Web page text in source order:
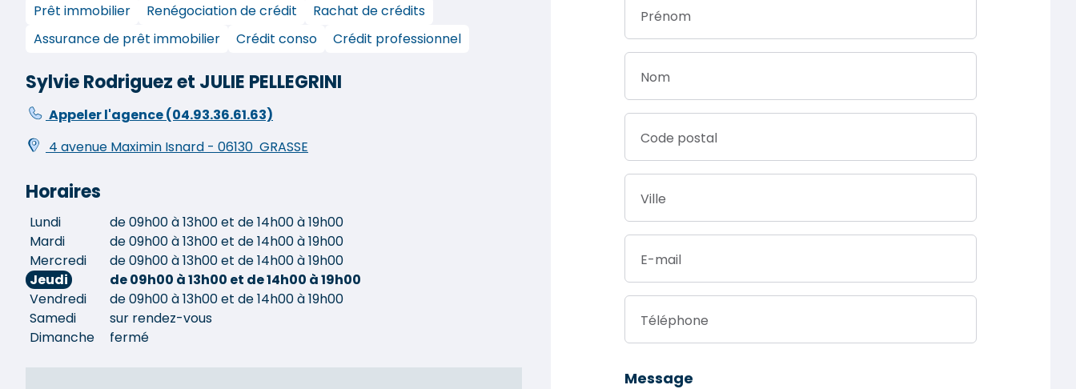
Prêt immobilier Renégociation de crédit
Rachat de crédits
Assurance de prêt immobilier
Crédit conso Crédit professionnel
Sylvie Rodriguez et JULIE PELLEGRINI
Appeler l'agence(04.93.36.61.63)
4 avenue Maximin Isnard - 06130 GRASSE
Horaires
Lundi
de 09h00 à 13h00 et de 14h00 à 19h00
Mardi
de 09h00 à 13h00 et de 14h00 à 19h00
Mercredi
de 09h00 à 13h00 et de 14h00 à 19h00
Jeudi
de 09h00 à 13h00 et de 14h00 à 19h00
Vendredi
de 09h00 à 13h00 et de 14h00 à 19h00
Samedi
sur rendez-vous
Dimanche
fermé
Prénom
Nom
Code postal
Ville
E-mail
Téléphone
Message